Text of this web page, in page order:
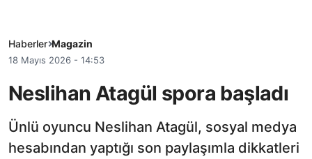
Haberler Magazin
18 Mayıs 2026 - 14:53
Neslihan Atagül spora başladı
Ünlü oyuncu Neslihan Atagül, sosyal medya
hesabından yaptığı son paylaşımla dikkatleri